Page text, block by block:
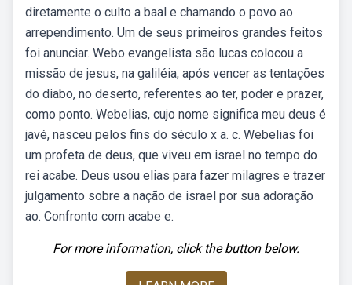
diretamente o culto a baal e chamando o povo ao
arrependimento. Um de seus primeiros grandes feitos
foi anunciar. Webo evangelista são lucas colocou a
missão de jesus, na galiléia, após vencer as tentações
do diabo, no deserto, referentes ao ter, poder e prazer,
como ponto. Webelias, cujo nome significa meu deus é
javé, nasceu pelos fins do século x a. c. Webelias foi
um profeta de deus, que viveu em israel no tempo do
rei acabe. Deus usou elias para fazer milagres e trazer
julgamento sobre a nação de israel por sua adoração
ao. Confronto com acabe e.
For more information, click the button below.